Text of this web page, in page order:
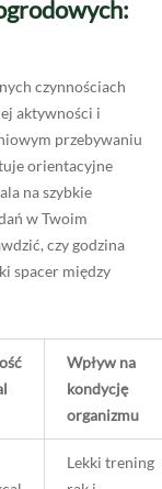
czynnościach
aktywności i
przebywaniu
orientacyjne
na szybkie
w Twoim
czy godzina
spacer między
Wpływ na
kondycję
organizmu
Lekki trening